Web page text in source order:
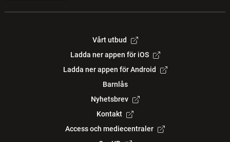
Vårt utbud
Ladda ner appen för iOS
Ladda ner appen för Android
Barnlås
Nyhetsbrev
Kontakt
Access och mediecentraler